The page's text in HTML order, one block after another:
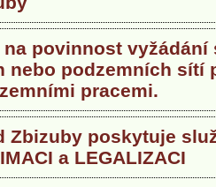
na povinnost
nebo podzemních sítí
pracemi.
Zbizuby poskytuje
a LEGALIZACI